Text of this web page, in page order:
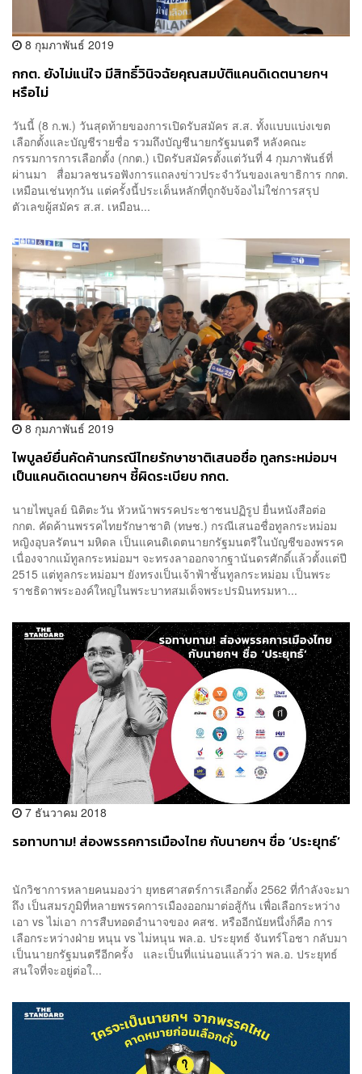
8 กุมภาพันธ์ 2019
กกต. ยังไม่แน่ใจ มีสิทธิ์วินิจฉัยคุณสมบัติแคนดิเดตนายกฯ
หรือไม่
วันนี้ (8 ก.พ.) วันสุดท้ายของการเปิดรับสมัคร ส.ส. ทั้งแบบแบ่งเขต
เลือกตั้งและบัญชีรายชื่อ รวมถึงบัญชีนายกรัฐมนตรี หลังคณะ
กรรมการการเลือกตั้ง (กกต.) เปิดรับสมัครตั้งแต่วันที่ 4 กุมภาพันธ์ที่
ผ่านมา สื่อมวลชนรอฟังการแถลงข่าวประจำวันของเลขาธิการ กกต.
เหมือนเช่นทุกวัน แต่ครั้งนี้ประเด็นหลักที่ถูกจับจ้องไม่ใช่การสรุป
ตัวเลขผู้สมัคร ส.ส. เหมือน...
8 กุมภาพันธ์ 2019
ไพบูลย์ยื่นคัดค้านกรณีไทยรักษาชาติเสนอชื่อ ทูลกระหม่อมฯ
เป็นแคนดิเดตนายกฯ ชี้ผิดระเบียบ กกต.
นายไพบูลย์ นิติตะวัน หัวหน้าพรรคประชาชนปฏิรูป ยื่นหนังสือต่อ
กกต. คัดค้านพรรคไทยรักษาชาติ (ทษช.) กรณีเสนอชื่อทูลกระหม่อม
หญิงอุบลรัตนฯ มหิดล เป็นแคนดิเดตนายกรัฐมนตรีในบัญชีของพรรค
เนื่องจากแม้ทูลกระหม่อมฯ จะทรงลาออกจากฐานันดรศักดิ์แล้วตั้งแต่ปี
2515 แต่ทูลกระหม่อมฯ ยังทรงเป็นเจ้าฟ้าชั้นทูลกระหม่อม เป็นพระ
ราชธิดาพระองค์ใหญ่ในพระบาทสมเด็จพระปรมินทรมหา...
7 ธันวาคม 2018
รอทาบทาม! ส่องพรรคการเมืองไทย กับนายกฯ ชื่อ ‘ประยุทธ์’
นักวิชาการหลายคนมองว่า ยุทธศาสตร์การเลือกตั้ง 2562 ที่กำลังจะมา
ถึง เป็นสมรภูมิที่หลายพรรคการเมืองออกมาต่อสู้กัน เพื่อเลือกระหว่าง
เอา vs ไม่เอา การสืบทอดอำนาจของ คสช. หรืออีกนัยหนึ่งก็คือ การ
เลือกระหว่างฝ่าย หนุน vs ไม่หนุน พล.อ. ประยุทธ์ จันทร์โอชา กลับมา
เป็นนายกรัฐมนตรีอีกครั้ง และเป็นที่แน่นอนแล้วว่า พล.อ. ประยุทธ์
สนใจที่จะอยู่ต่อใ...